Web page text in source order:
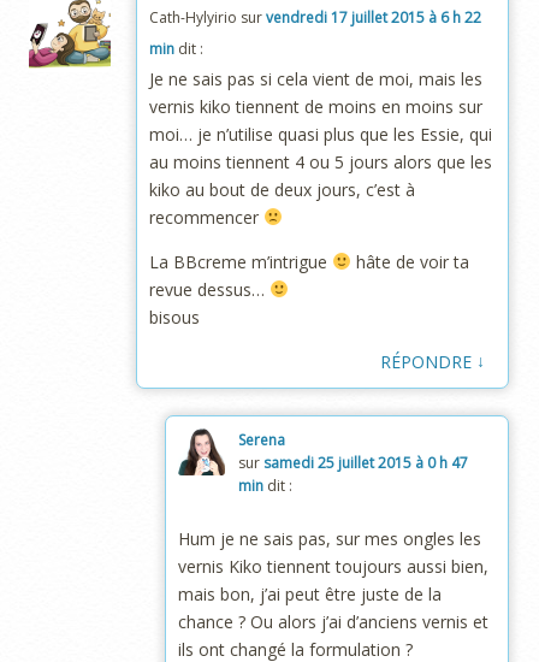
Cath-Hylyirio survendredi 17 juillet 2015 à 6 h 22
min dit :
Je ne sais pas si cela vient de moi, mais les
vernis kiko tiennent de moins en moins sur
moi… je n’utilise quasi plus que les Essie, qui
au moins tiennent 4 ou 5 jours alors que les
kiko au bout de deux jours, c’est à
recommencer
La BBcreme m’intrigue
hâte de voir ta
revue dessus…
bisous
RÉPONDRE ↓
Serena
sur samedi 25 juillet 2015 à 0 h 47
min dit :
Hum je ne sais pas, sur mes ongles les
vernis Kiko tiennent toujours aussi bien,
mais bon, j’ai peut être juste de la
chance ? Ou alors j’ai d’anciens vernis et
ils ont changé la formulation ?